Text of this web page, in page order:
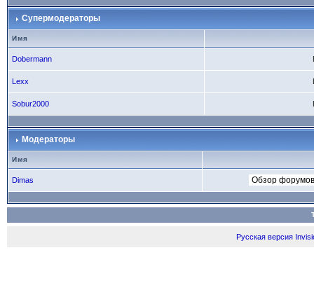
Супермодераторы
Имя
Dobermann
Lexx
Sobur2000
Модераторы
Имя
Dimas
Русская версия